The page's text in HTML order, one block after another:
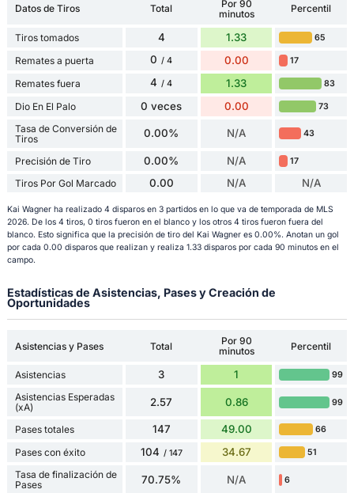
Datos de Tiros Total
Por 90
minutos
Percentil
Tiros tomados 4 1.33 65
Remates a puerta 0 / 4 0.00 17
Remates fuera 4 / 4 1.33 83
Dio En El Palo 0 veces 0.00 73
Tasa de Conversión de
Tiros
0.00% N/A 43
Precisión de Tiro 0.00% N/A 17
Tiros Por Gol Marcado 0.00 N/A N/A
Kai Wagner ha realizado 4 disparos en 3 partidos en lo que va de temporada de MLS
2026. De los 4 tiros, 0 tiros fueron en el blanco y los otros 4 tiros fueron fuera del
blanco. Esto significa que la precisión de tiro del Kai Wagner es 0.00%. Anotan un gol
por cada 0.00 disparos que realizan y realiza 1.33 disparos por cada 90 minutos en el
campo.
Estadísticas de Asistencias, Pases y Creación de
Oportunidades
Asistencias y Pases Total
Por 90
minutos
Percentil
Asistencias 3 1 99
Asistencias Esperadas
(xA)
2.57 0.86 99
Pases totales 147 49.00 66
Pases con éxito 104 / 147 34.67 51
Tasa de finalización de
Pases
70.75% N/A 6